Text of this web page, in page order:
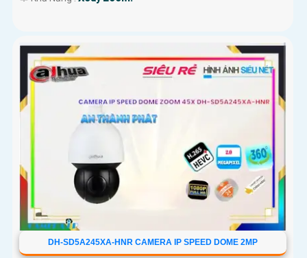
DH-SD5A245XA-HNR CAMERA IP SPEED DOME 2MP